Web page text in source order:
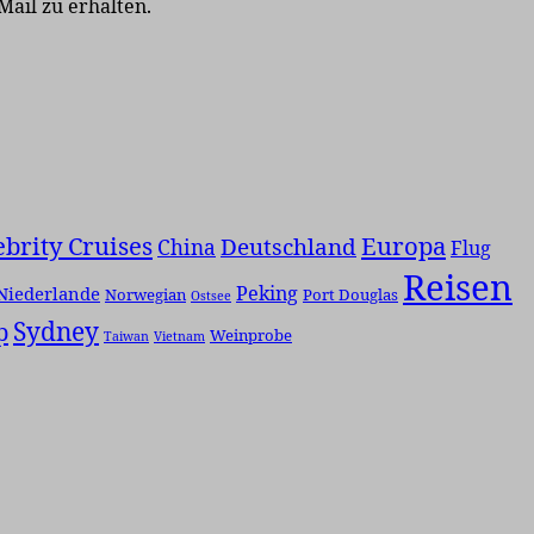
zu erhalten.
Cruises China DeutschlandEuropaFlug
Norwegian Ostsee Peking Port Douglas Reisen
Sydney Taiwan Vietnam Weinprobe